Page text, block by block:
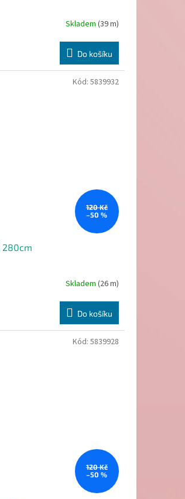
Skladem (39 m)
Do košíku
120 Kč
–50 %
280cm
Skladem (26 m)
Do košíku
Kód: 5839932
120 Kč
–50 %
Kód: 5839928